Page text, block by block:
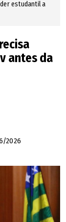
estudantil a
antes da
2026